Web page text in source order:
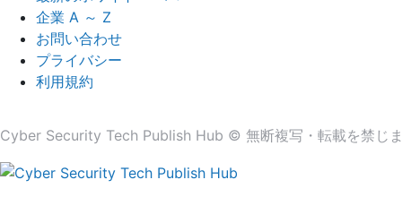
企業 A ～ Z
お問い合わせ
プライバシー
利用規約
Cyber​​ Security Tech Publish Hub © 無断複写・転載を禁じ